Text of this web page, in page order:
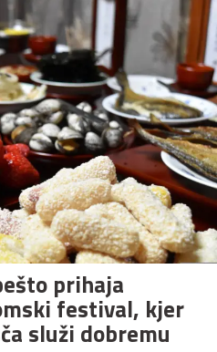
prihaja
festival, kjer
služi dobremu